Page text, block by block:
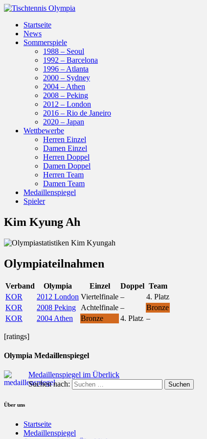
Startseite
News
Sommerspiele
1988 – Seoul
1992 – Barcelona
1996 – Atlanta
2000 – Sydney
2004 – Athen
2008 – Peking
2012 – London
2016 – Rio de Janeiro
2020 – Japan
Wettbewerbe
Herren Einzel
Damen Einzel
Herren Doppel
Damen Doppel
Herren Team
Damen Team
Medaillenspiegel
Spieler
Kim Kyung Ah
Olympiateilnahmen
Verband Olympia Einzel Doppel Team
KOR
2012 London Viertelfinale –
4. Platz
KOR
2008 Peking Achtelfinale –
Bronze
KOR
2004 Athen Bronze 4. Platz –
[ratings]
Olympia Medaillenspiegel
Medaillenspiegel im Überlick
Suchen nach:
Über uns
Startseite
Medaillenspiegel